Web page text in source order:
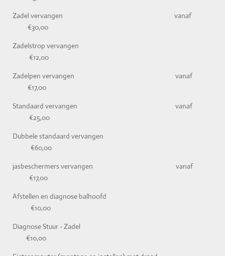
Zadel vervangen vanaf
€30,00
Zadelstrop vervangen
€12,00
Zadelpen vervangen vanaf
€17,00
Standaard vervangen vanaf
€25,00
Dubbele standaard vervangen
€60,00
jasbeschermers vervangen vanaf
€17,00
Afstellen en diagnose balhoofd
€10,00
Diagnose Stuur - Zadel
€10,00